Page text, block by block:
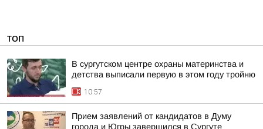
ТОП
В сургутском центре охраны материнства и
детства выписали первую в этом году тройню
10:57
Прием заявлений от кандидатов в Думу
города и Югры завершился в Сургуте